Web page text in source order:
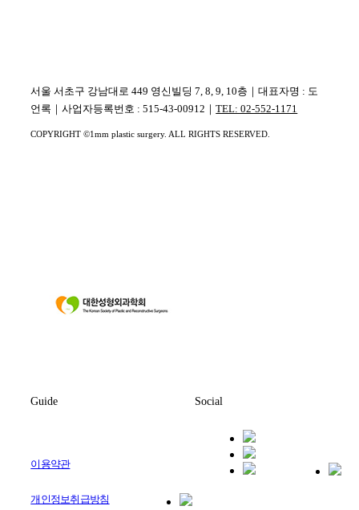
서울 서초구 강남대로 449 영신빌딩 7, 8, 9, 10층｜대표자명 : 도
언록｜사업자등록번호 : 515-43-00912｜TEL: 02-552-1171
COPYRIGHT ©1mm plastic surgery. ALL RIGHTS RESERVED.
Guide
이용약관
개인정보취급방침
Social